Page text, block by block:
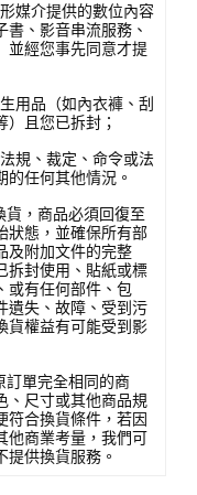
媒介提供的數位內容
書、影音串流服務、
並經您事先同意才提
用品（如內衣褲、刮
）且您已拆封；
規、裁定、命令或法
的任何其他情況。
貨，商品必須回復至
狀態，並確保所有部
及附加文件的完整
拆封使用、貼紙或標
或有任何部件、包
遺失、故障、受到污
貨權益有可能受到影
訂單完全相同的商
、尺寸或其他商品規
符合換貨條件，若因
他商業考量，我們可
提供換貨服務。